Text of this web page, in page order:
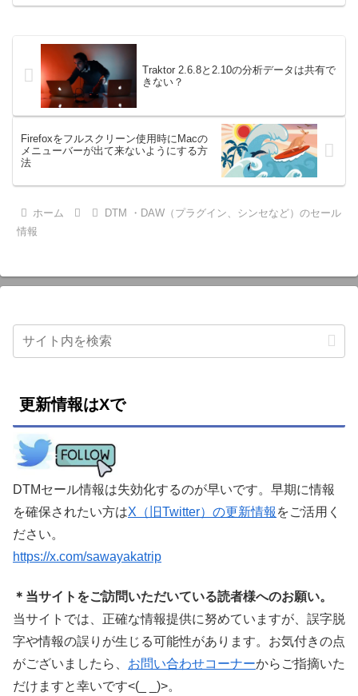
Traktor 2.6.8と2.10の分析データは共有で
きない？
Firefoxをフルスクリーン使用時にMacの
メニューバーが出て来ないようにする方
法
ホーム
DTM ・DAW（プラグイン、シンセなど）のセール
情報
更新情報はXで
DTMセール情報は失効化するのが早いです。早期に情報
を確保されたい方はX（旧Twitter）の更新情報 をご活用く
ださい。
https://x.com/sawayakatrip
＊当サイトをご訪問いただいている読者様へのお願い。
当サイトでは、正確な情報提供に努めていますが、誤字脱
字や情報の誤りが生じる可能性があります。お気付きの点
がございましたら、 お問い合わせコーナーからご指摘いた
だけますと幸いです<(_ _)>。